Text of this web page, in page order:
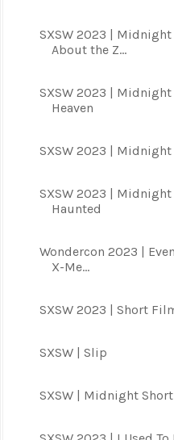
SXSW 2023 |
About the Z...
SXSW 2023 |
Heaven
SXSW 2023 |
SXSW 2023 |
Haunted
Wondercon 2023 |
X-Me...
SXSW 2023 | Short
SXSW | Slip
SXSW | Midnight